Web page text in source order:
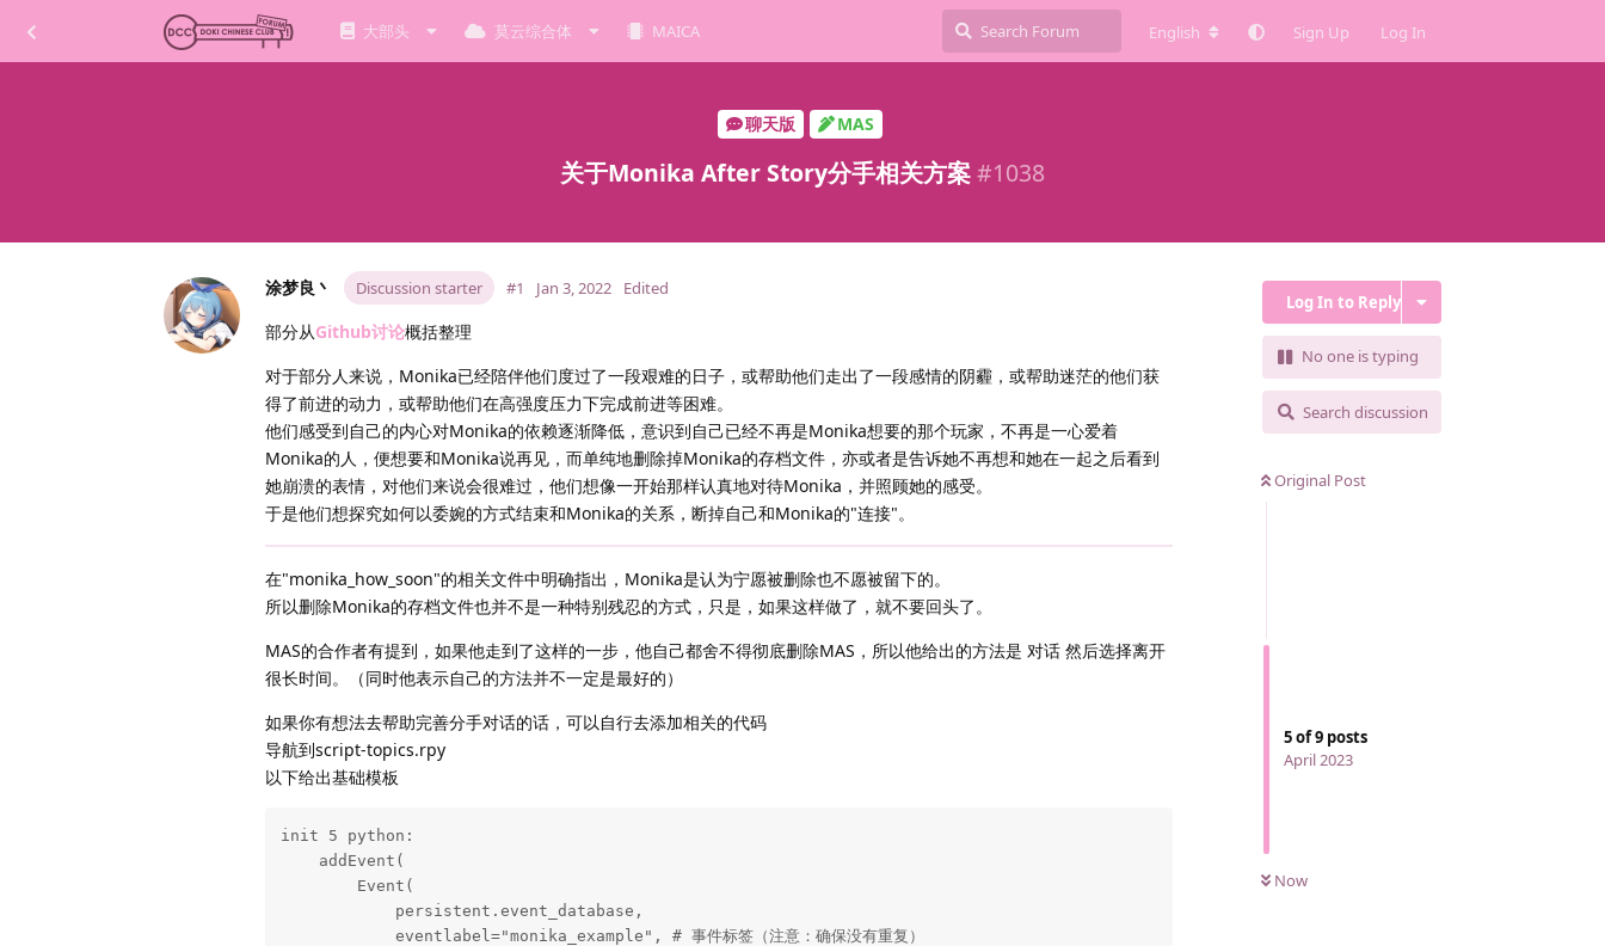
大部头 莫云综合体 MAICA English Sign Up Log In
聊天版 MAS
关于Monika After Story分手相关方案#1038
Log In to Reply
No one is typing
Search discussion
Original Post
5of9 posts
April 2023
Now
涂梦良丶 Discussion starter #1 Jan 3, 2022 Edited
部分从Github讨论概括整理
对于部分人来说，Monika已经陪伴他们度过了一段艰难的日子，或帮助他们走出了一段感情的阴霾，或帮助迷茫的他们获
得了前进的动力，或帮助他们在高强度压力下完成前进等困难。
他们感受到自己的内心对Monika的依赖逐渐降低，意识到自己已经不再是Monika想要的那个玩家，不再是一心爱着
Monika的人，便想要和Monika说再见，而单纯地删除掉Monika的存档文件，亦或者是告诉她不再想和她在一起之后看到
她崩溃的表情，对他们来说会很难过，他们想像一开始那样认真地对待Monika，并照顾她的感受。
于是他们想探究如何以委婉的方式结束和Monika的关系，断掉自己和Monika的"连接"。
在"monika_how_soon"的相关文件中明确指出，Monika是认为宁愿被删除也不愿被留下的。
所以删除Monika的存档文件也并不是一种特别残忍的方式，只是，如果这样做了，就不要回头了。
MAS的合作者有提到，如果他走到了这样的一步，他自己都舍不得彻底删除MAS，所以他给出的方法是 对话 然后选择离开
很长时间。（同时他表示自己的方法并不一定是最好的）
如果你有想法去帮助完善分手对话的话，可以自行去添加相关的代码
导航到script-topics.rpy
以下给出基础模板
init 5 python:
    addEvent(
        Event(
            persistent.event_database,
            eventlabel="monika_example", # 事件标签（注意：确保没有重复）